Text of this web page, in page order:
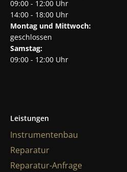
09:00 - 12:00 Uhr
14:00 - 18:00 Uhr
Montag und Mittwoch:
geschlossen
Samstag:
09:00 - 12:00 Uhr
Leistungen
Instrumentenbau
Reparatur
Reparatur-Anfrage